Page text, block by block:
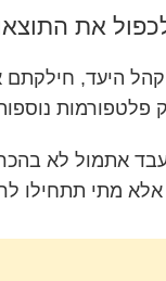
את
היעד,
פלטפורמות
אתמול לא
אלא מתי תתחילו